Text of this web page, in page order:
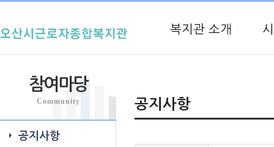
복지관 소개
참여마당
Community
공지사항
공지사항